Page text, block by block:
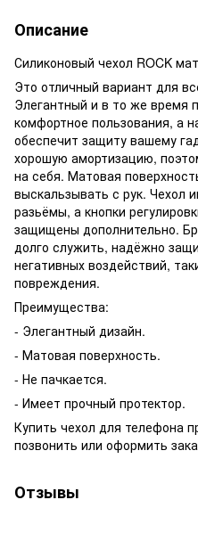
Описание
Силиконовый чехол ROCK
Это отличный вариант для
Элегантный и в то же время
комфортное пользования, а
обеспечит защиту вашему
хорошую амортизацию,
на себя. Матовая
выскальзывать с рук. Чехол
разьёмы, а кнопки
защищены дополнительно.
долго служить, надёжно
негативных воздействий,
повреждения.
Преимущества:
- Элегантный дизайн.
- Матовая поверхность.
- Не пачкается.
- Имеет прочный протектор.
Купить чехол для телефона
позвонить или оформить
Отзывы